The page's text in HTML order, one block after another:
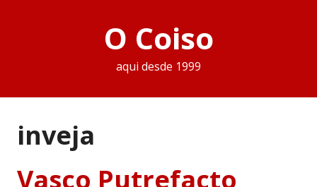
O Coiso
aqui desde 1999
inveja
Vasco Putrefacto